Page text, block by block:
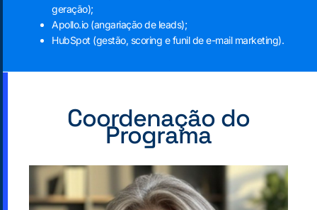
geração);
Apollo.io (angariação de leads);
HubSpot (gestão, scoring e funil de e-mail marketing).
Coordenação do
Programa